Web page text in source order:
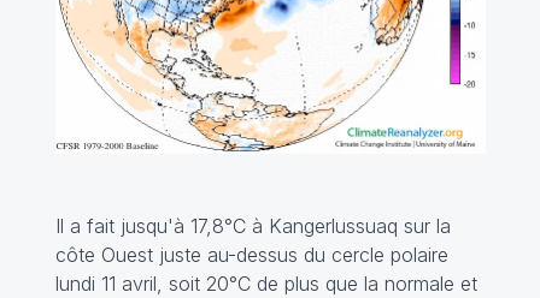
Il a fait jusqu'à 17,8°C à Kangerlussuaq sur la
côte Ouest juste au-dessus du cercle polaire
lundi 11 avril, soit 20°C de plus que la normale et